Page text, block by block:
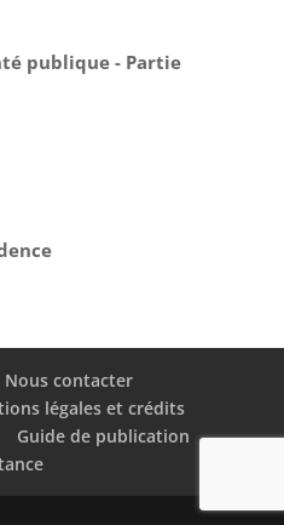
publique - Partie
Nous contacter
légales et crédits
Guide de publication